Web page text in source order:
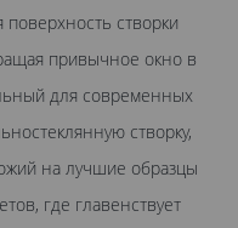
створки
привычное окно в
для современных
створку,
на лучшие образцы
где главенствует